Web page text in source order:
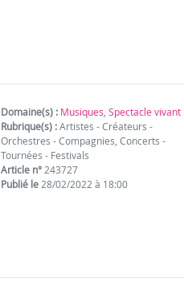
Domaine(s) : Musiques,Spectacle vivant
Rubrique(s) :Artistes - Créateurs -
Orchestres - Compagnies, Concerts -
Tournées - Festivals
Article n°243727
Publié le28/02/2022 à 18:00